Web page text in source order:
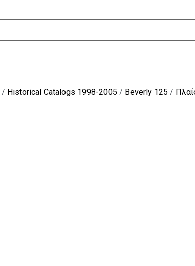
/ Historical Catalogs 1998-2005 / Beverly 125 /